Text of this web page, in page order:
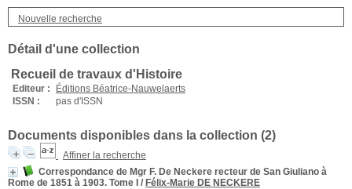
Nouvelle recherche
Détail d'une collection
Recueil de travaux d'Histoire
Editeur :
Éditions Béatrice-Nauwelaerts
ISSN :
pas d'ISSN
Documents disponibles dans la collection (2)
Affiner la recherche
Correspondance de Mgr F. De Neckere recteur de San Giuliano à
Rome de 1851 à 1903. Tome I
/ Félix-Marie DE NECKERE